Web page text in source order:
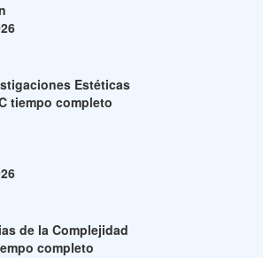
Estéticas
tiempo completo
de la Complejidad
completo